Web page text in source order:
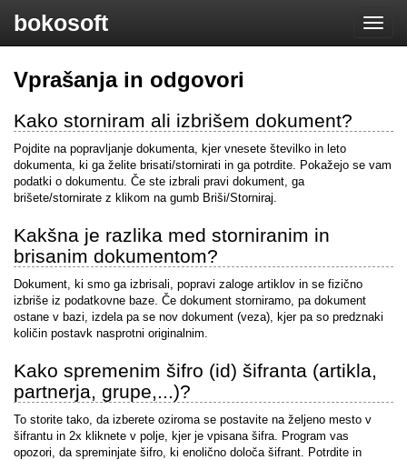
Toggle
bokosoft
Vprašanja in odgovori
Kako storniram ali izbrišem dokument?
Pojdite na popravljanje dokumenta, kjer vnesete številko in leto
dokumenta, ki ga želite brisati/stornirati in ga potrdite. Pokažejo se vam
podatki o dokumentu. Če ste izbrali pravi dokument, ga
brišete/stornirate z klikom na gumb Briši/Storniraj.
Kakšna je razlika med storniranim in
brisanim dokumentom?
Dokument, ki smo ga izbrisali, popravi zaloge artiklov in se fizično
izbriše iz podatkovne baze. Če dokument storniramo, pa dokument
ostane v bazi, izdela pa se nov dokument (veza), kjer pa so predznaki
količin postavk nasprotni originalnim.
Kako spremenim šifro (id) šifranta (artikla,
partnerja, grupe,...)?
To storite tako, da izberete oziroma se postavite na željeno mesto v
šifrantu in 2x kliknete v polje, kjer je vpisana šifra. Program vas
opozori, da spreminjate šifro, ki enolično določa šifrant. Potrdite in